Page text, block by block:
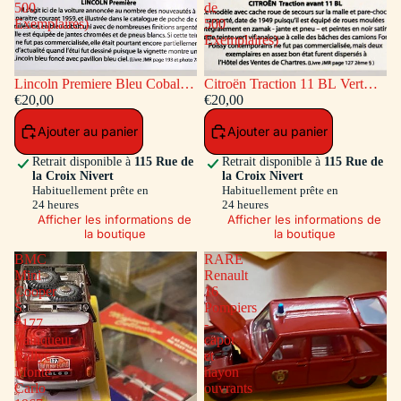
500
Exemplaires)
Lincoln Premiere Bleu Cobalt
(Série de 500 Exemplaires)
€20,00
Ajouter au panier
Retrait disponible à 115 Rue de
la Croix Nivert
Habituellement prête en
24 heures
Afficher les informations de
la boutique
de
500
Exemplaires)
Citroën Traction 11 BL Vert
(Série de 500 Exemplaires)
€20,00
Ajouter au panier
Retrait disponible à 115 Rue de
la Croix Nivert
Habituellement prête en
24 heures
Afficher les informations de
la boutique
BMC
Mini
Cooper
S
#177
Vainqueur
Rallye
Monte
Carlo
RARE
Renault
16
Pompiers
-
capot
et
hayon
ouvrants